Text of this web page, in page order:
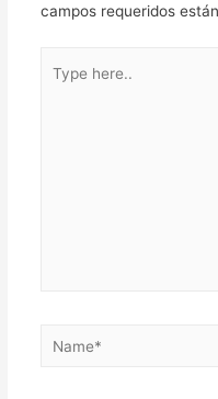
campos requeridos
here..
Name*